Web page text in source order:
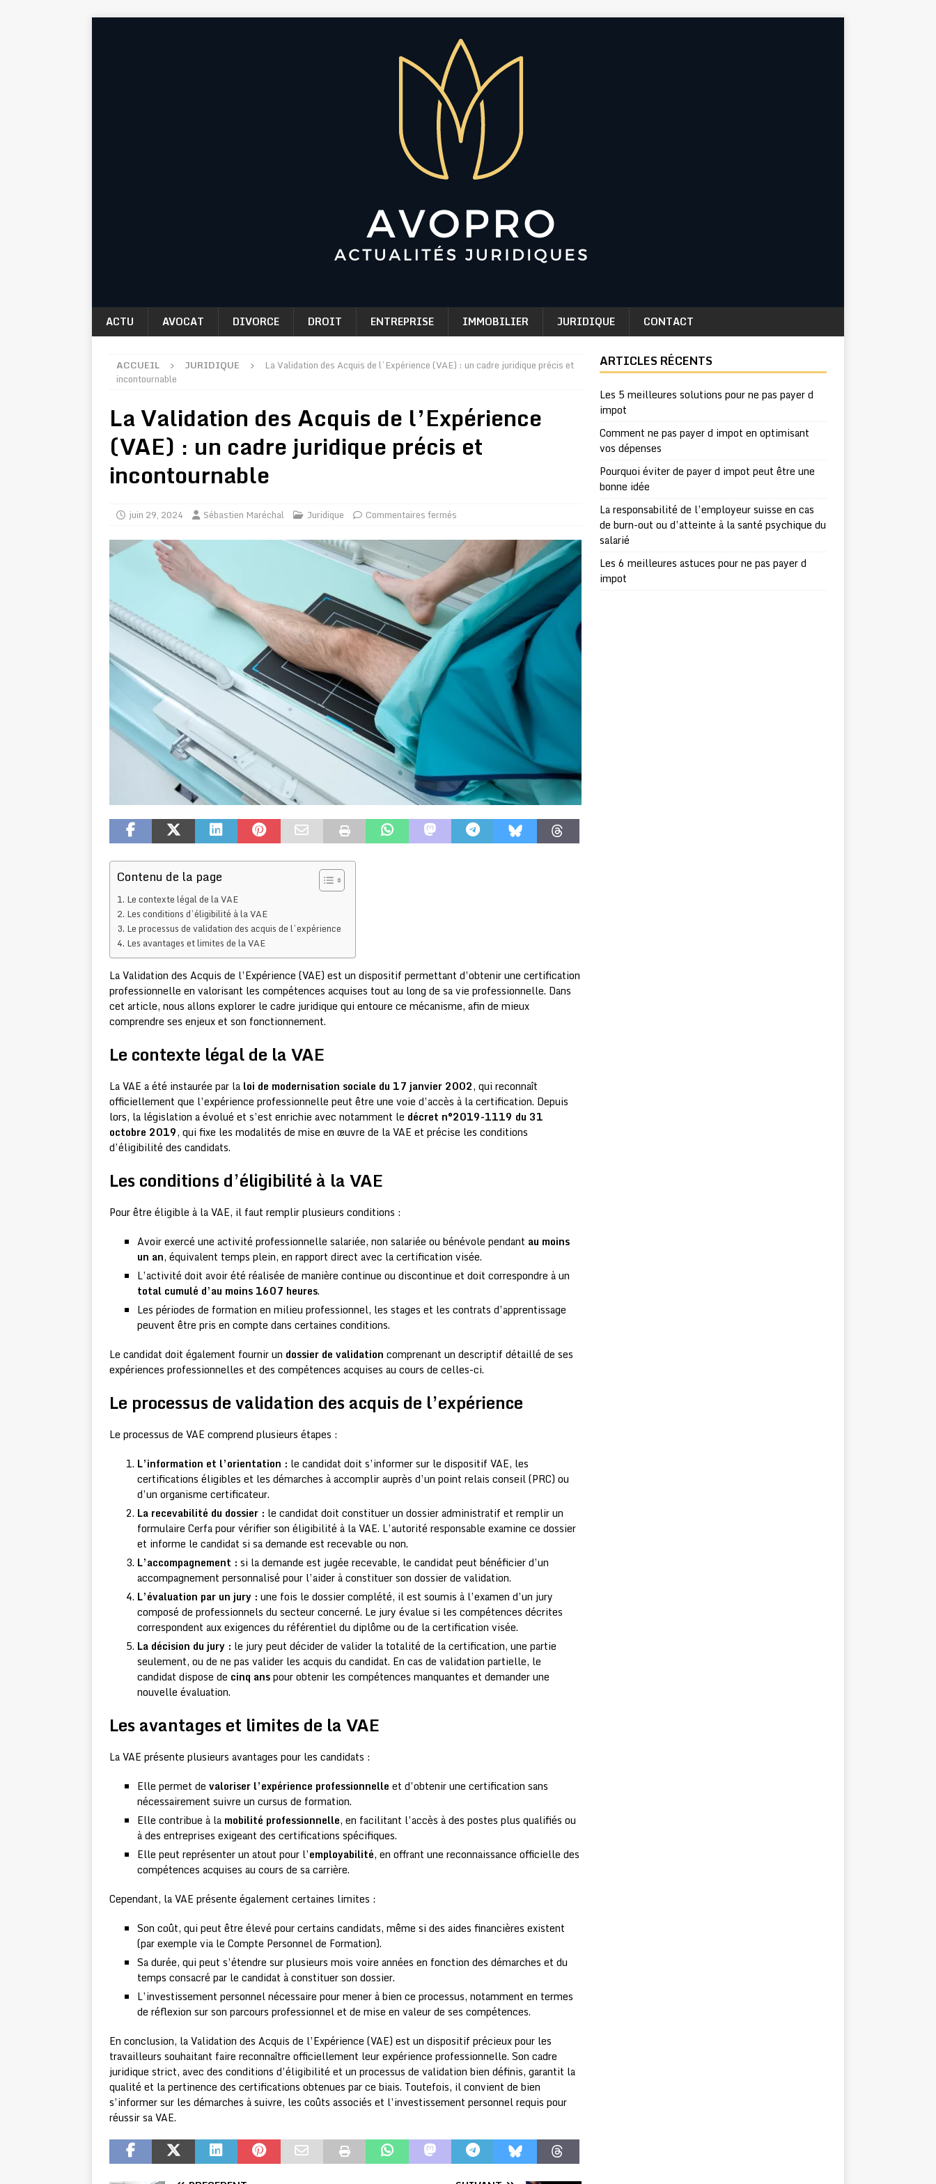
ACTU AVOCAT DIVORCE DROIT ENTREPRISE IMMOBILIER JURIDIQUE CONTACT
ACCUEIL JURIDIQUE
La Validation des Acquis de l’Expérience (VAE) : un cadre juridique précis et
incontournable
La Validation des Acquis de l’Expérience
(VAE) : un cadre juridique précis et
incontournable
juin 29, 2024 Sébastien Maréchal Juridique Commentaires fermés
Contenu de la page
Le contexte légal de la VAE
Les conditions d’éligibilité à la VAE
Le processus de validation des acquis de l’expérience
Les avantages et limites de la VAE
La Validation des Acquis de l’Expérience (VAE) est un dispositif permettant d’obtenir une certification
professionnelle en valorisant les compétences acquises tout au long de sa vie professionnelle. Dans
cet article, nous allons explorer le cadre juridique qui entoure ce mécanisme, afin de mieux
comprendre ses enjeux et son fonctionnement.
Le contexte légal de la VAE
La VAE a été instaurée par la loi de modernisation sociale du 17 janvier 2002, qui reconnaît
officiellement que l’expérience professionnelle peut être une voie d’accès à la certification. Depuis
lors, la législation a évolué et s’est enrichie avec notamment le décret n°2019-1119 du 31
octobre 2019, qui fixe les modalités de mise en œuvre de la VAE et précise les conditions
d’éligibilité des candidats.
Les conditions d’éligibilité à la VAE
Pour être éligible à la VAE, il faut remplir plusieurs conditions :
Avoir exercé une activité professionnelle salariée, non salariée ou bénévole pendant au moins
un an, équivalent temps plein, en rapport direct avec la certification visée.
L’activité doit avoir été réalisée de manière continue ou discontinue et doit correspondre à un
total cumulé d’au moins 1607 heures.
Les périodes de formation en milieu professionnel, les stages et les contrats d’apprentissage
peuvent être pris en compte dans certaines conditions.
Le candidat doit également fournir un dossier de validation comprenant un descriptif détaillé de ses
expériences professionnelles et des compétences acquises au cours de celles-ci.
Le processus de validation des acquis de l’expérience
Le processus de VAE comprend plusieurs étapes :
L’information et l’orientation : le candidat doit s’informer sur le dispositif VAE, les
certifications éligibles et les démarches à accomplir auprès d’un point relais conseil (PRC) ou
d’un organisme certificateur.
La recevabilité du dossier : le candidat doit constituer un dossier administratif et remplir un
formulaire Cerfa pour vérifier son éligibilité à la VAE. L’autorité responsable examine ce dossier
et informe le candidat si sa demande est recevable ou non.
L’accompagnement : si la demande est jugée recevable, le candidat peut bénéficier d’un
accompagnement personnalisé pour l’aider à constituer son dossier de validation.
L’évaluation par un jury : une fois le dossier complété, il est soumis à l’examen d’un jury
composé de professionnels du secteur concerné. Le jury évalue si les compétences décrites
correspondent aux exigences du référentiel du diplôme ou de la certification visée.
La décision du jury : le jury peut décider de valider la totalité de la certification, une partie
seulement, ou de ne pas valider les acquis du candidat. En cas de validation partielle, le
candidat dispose de cinq anspour obtenir les compétences manquantes et demander une
nouvelle évaluation.
Les avantages et limites de la VAE
La VAE présente plusieurs avantages pour les candidats :
Elle permet de valoriser l’expérience professionnelle et d’obtenir une certification sans
nécessairement suivre un cursus de formation.
Elle contribue à la mobilité professionnelle, en facilitant l’accès à des postes plus qualifiés ou
à des entreprises exigeant des certifications spécifiques.
Elle peut représenter un atout pour l’employabilité, en offrant une reconnaissance officielle des
compétences acquises au cours de sa carrière.
Cependant, la VAE présente également certaines limites :
Son coût, qui peut être élevé pour certains candidats, même si des aides financières existent
(par exemple via le Compte Personnel de Formation).
Sa durée, qui peut s’étendre sur plusieurs mois voire années en fonction des démarches et du
temps consacré par le candidat à constituer son dossier.
L’investissement personnel nécessaire pour mener à bien ce processus, notamment en termes
de réflexion sur son parcours professionnel et de mise en valeur de ses compétences.
En conclusion, la Validation des Acquis de l’Expérience (VAE) est un dispositif précieux pour les
travailleurs souhaitant faire reconnaître officiellement leur expérience professionnelle. Son cadre
juridique strict, avec des conditions d’éligibilité et un processus de validation bien définis, garantit la
qualité et la pertinence des certifications obtenues par ce biais. Toutefois, il convient de bien
s’informer sur les démarches à suivre, les coûts associés et l’investissement personnel requis pour
réussir sa VAE.
ARTICLES RÉCENTS
Les 5 meilleures solutions pour ne pas payer d
impot
Comment ne pas payer d impot en optimisant
vos dépenses
Pourquoi éviter de payer d impot peut être une
bonne idée
La responsabilité de l’employeur suisse en cas
de burn-out ou d’atteinte à la santé psychique du
salarié
Les 6 meilleures astuces pour ne pas payer d
impot